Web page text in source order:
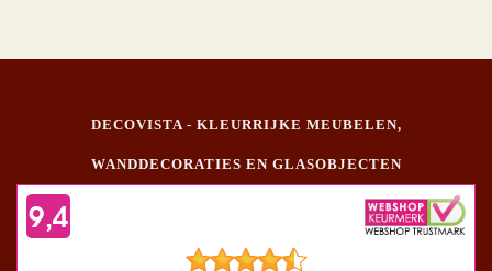
DECOVISTA - KLEURRIJKE MEUBELEN,
WANDDECORATIES EN GLASOBJECTEN